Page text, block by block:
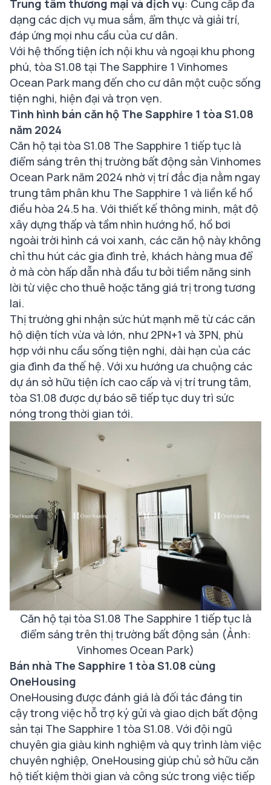
Trung tâm thương mại và dịch vụ: Cung cấp đa
dạng các dịch vụ mua sắm, ẩm thực và giải trí,
đáp ứng mọi nhu cầu của cư dân.
Với hệ thống tiện ích nội khu và ngoại khu phong
phú, tòa S1.08 tại The Sapphire 1 Vinhomes
Ocean Park mang đến cho cư dân một cuộc sống
tiện nghi, hiện đại và trọn vẹn.
Tình hình bán căn hộ The Sapphire 1 tòa S1.08
năm 2024
Căn hộ tại tòa S1.08 The Sapphire 1 tiếp tục là
điểm sáng trên thị trường bất động sản Vinhomes
Ocean Park năm 2024 nhờ vị trí đắc địa nằm ngay
trung tâm phân khu The Sapphire 1 và liền kề hồ
điều hòa 24.5 ha. Với thiết kế thông minh, mật độ
xây dựng thấp và tầm nhìn hướng hồ, hồ bơi
ngoài trời hình cá voi xanh, các căn hộ này không
chỉ thu hút các gia đình trẻ, khách hàng mua để
ở mà còn hấp dẫn nhà đầu tư bởi tiềm năng sinh
lời từ việc cho thuê hoặc tăng giá trị trong tương
lai.
Thị trường ghi nhận sức hút mạnh mẽ từ các căn
hộ diện tích vừa và lớn, như 2PN+1 và 3PN, phù
hợp với nhu cầu sống tiện nghi, dài hạn của các
gia đình đa thế hệ. Với xu hướng ưa chuộng các
dự án sở hữu tiện ích cao cấp và vị trí trung tâm,
tòa S1.08 được dự báo sẽ tiếp tục duy trì sức
nóng trong thời gian tới.
Căn hộ tại tòa S1.08 The Sapphire 1 tiếp tục là
điểm sáng trên thị trường bất động sản (Ảnh:
Vinhomes Ocean Park)
Bán nhà The Sapphire 1 tòa S1.08 cùng
OneHousing
OneHousing được đánh giá là đối tác đáng tin
cậy trong việc hỗ trợ ký gửi và giao dịch bất động
sản tại The Sapphire 1 tòa S1.08. Với đội ngũ
chuyên gia giàu kinh nghiệm và quy trình làm việc
chuyên nghiệp, OneHousing giúp chủ sở hữu căn
hộ tiết kiệm thời gian và công sức trong việc tiếp